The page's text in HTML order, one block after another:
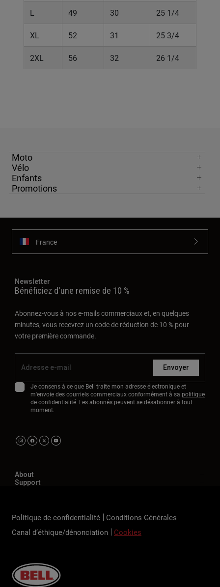
L 49 30 25 1/4
XL 52 31 25 3/4
2XL 56 32 26 1/4
Moto
Vélo
Enfants
Promotions
France
Newsletter
Bénéficiez d'une remise de 10 %
Abonnez-vous à nos e-mails commerciaux et, en quelques
minutes, vous recevrez un code de réduction de 10 % pour
votre première commande.
Envoyer
Je consens à ce que Bell traite mon adresse électronique et
m'envoie des courriels commerciaux conformément à sa politique
de confidentialité. Les abonnés peuvent se désabonner à tout
moment.
About
Support
Politique de confidentialité
Conditions Générales
Canal d’éthique/dénonciation
Cookies